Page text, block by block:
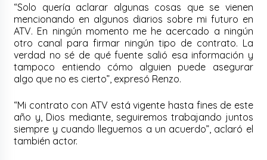
“Solo quería aclarar algunas cosas que se vienen
mencionando en algunos diarios sobre mi futuro en
ATV. En ningún momento me he acercado a ningún
otro canal para firmar ningún tipo de contrato. La
verdad no sé de qué fuente salió esa información y
tampoco entiendo cómo alguien puede asegurar
algo que no es cierto”, expresó Renzo.
“Mi contrato con ATV está vigente hasta fines de este
año y, Dios mediante, seguiremos trabajando juntos
siempre y cuando lleguemos a un acuerdo”, aclaró el
también actor.